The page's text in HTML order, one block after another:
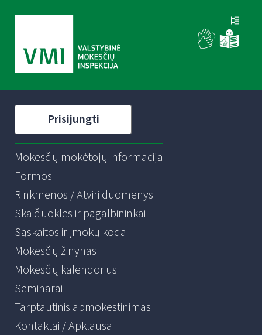
Prisijungti
Mokesčių mokėtojų informacija
Formos
Rinkmenos / Atviri duomenys
Skaičiuoklės ir pagalbininkai
Sąskaitos ir įmokų kodai
Mokesčių žinynas
Mokesčių kalendorius
Seminarai
Tarptautinis apmokestinimas
Kontaktai / Apklausa